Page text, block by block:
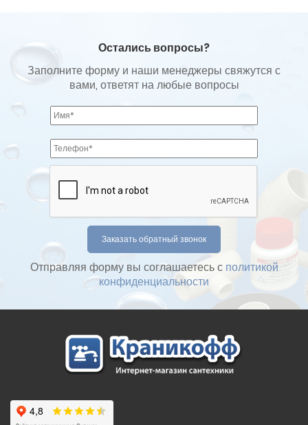
Остались вопросы?
Заполните форму и наши менеджеры свяжутся с
вами, ответят на любые вопросы
Отправляя форму вы соглашаетесь с политикой
конфиденциальности